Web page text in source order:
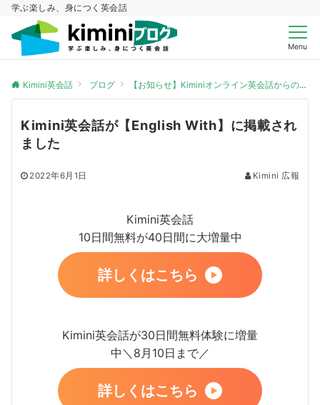
学ぶ楽しみ、身につく英会話
Menu
Kimini英会話 ブログ 【お知らせ】Kiminiオンライン英会話からのお知らせ
Kimini英会話が【English With】に掲載され
ました
2022年6月1日 Kimini 広報
Kimini英会話
10日間無料が40日間に大増量中
詳しくはこちら
Kimini英会話が30日間無料体験に増量
中＼8月10日まで／
詳しくはこちら